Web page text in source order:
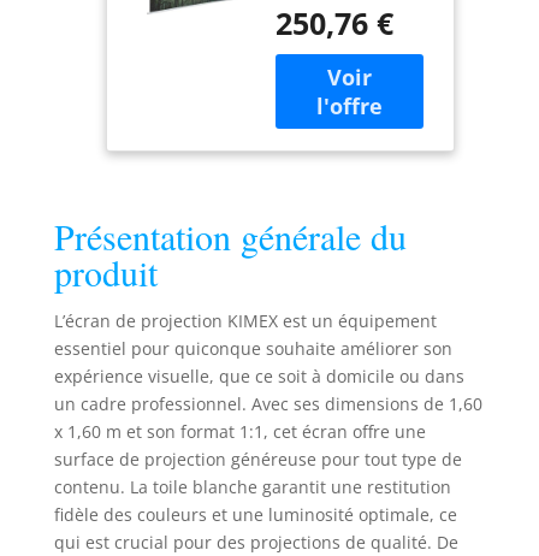
réglable 4/3, 16/10,
16/9. Contrôle
facile par
interrupteur mural
ou télécommande
RF, avec
Installation simple
(mur, plafond,
ultra-fin
(176x7,5x8,5cm)
pour une
intégration
discrète. Toile en
PVC blanc mât
(gain 1,05)
compatible 4/3,
16/10, 16/9.
250,76 €
Présentation générale du
produit
L’écran de projection KIMEX est un équipement
essentiel pour quiconque souhaite améliorer son
expérience visuelle, que ce soit à domicile ou dans
un cadre professionnel. Avec ses dimensions de 1,60
x 1,60 m et son format 1:1, cet écran offre une
surface de projection généreuse pour tout type de
contenu. La toile blanche garantit une restitution
fidèle des couleurs et une luminosité optimale, ce
qui est crucial pour des projections de qualité. De